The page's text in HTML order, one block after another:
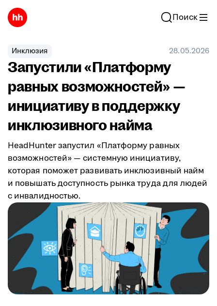
Поиск
Инклюзия 28.05.2026
Запустили «Платформу
равных возможностей» —
инициативу в поддержку
инклюзивного найма
HeadHunter запустил «Платформу равных
возможностей» — системную инициативу,
которая поможет развивать инклюзивный найм
и повышать доступность рынка труда для людей
с инвалидностью.